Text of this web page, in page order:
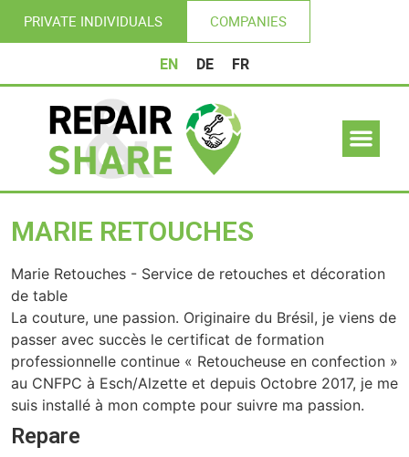
PRIVATE INDIVIDUALS COMPANIES
EN DE FR
MARIE RETOUCHES
Marie Retouches - Service de retouches et décoration
de table
La couture, une passion. Originaire du Brésil, je viens de
passer avec succès le certificat de formation
professionnelle continue « Retoucheuse en confection »
au CNFPC à Esch/Alzette et depuis Octobre 2017, je me
suis installé à mon compte pour suivre ma passion.
Repare